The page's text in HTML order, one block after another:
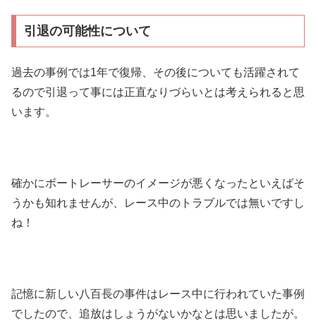
引退の可能性について
過去の事例では1年で復帰、その後についても活躍されて
るので引退って事には正直なりづらいとは考えられると思
います。
確かにボートレーサーのイメージが悪くなったといえばそ
うかも知れませんが、レース中のトラブルでは無いですし
ね！
記憶に新しい八百長の事件はレース中に行われていた事例
でしたので、追放はしょうがないかなとは思いましたが。